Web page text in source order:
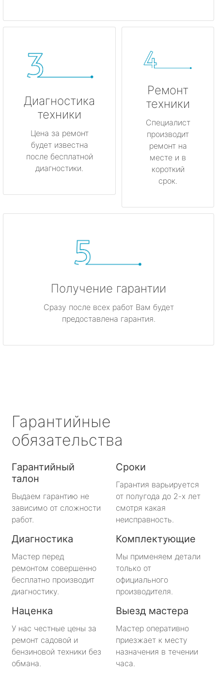
Диагностика
техники
Цена за ремонт
будет известна
после бесплатной
диагностики.
Ремонт
техники
Специалист
производит
ремонт на
месте и в
короткий
срок.
Получение гарантии
Сразу после всех работ Вам будет
предоставлена гарантия.
Гарантийные
обязательства
Гарантийный
талон
Выдаем гарантию не
зависимо от сложности
работ.
Сроки
Гарантия варьируется
от полугода до 2-х лет
смотря какая
неисправность.
Диагностика
Мастер перед
ремонтом совершенно
бесплатно производит
диагностику.
Комплектующие
Мы применяем детали
только от
официального
производителя.
Наценка
У нас честные цены за
ремонт садовой и
бензиновой техники без
обмана.
Выезд мастера
Мастер оперативно
приезжает к месту
назначения в течении
часа.